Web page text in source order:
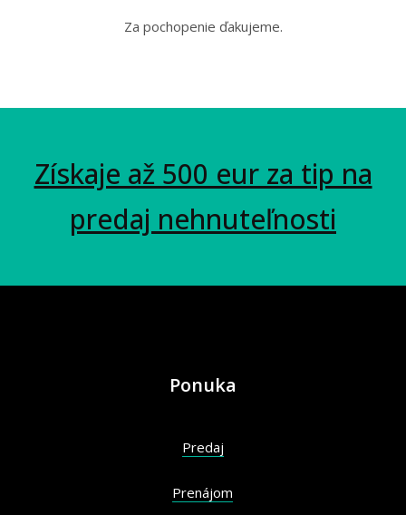
Za pochopenie ďakujeme.
Získaje až 500 eur za tip na
predaj nehnuteľnosti
Ponuka
Predaj
Prenájom